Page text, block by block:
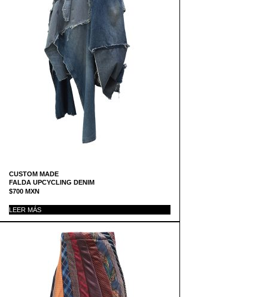
CUSTOM MADE
FALDA UPCYCLING DENIM
$700 MXN
LEER MÁS